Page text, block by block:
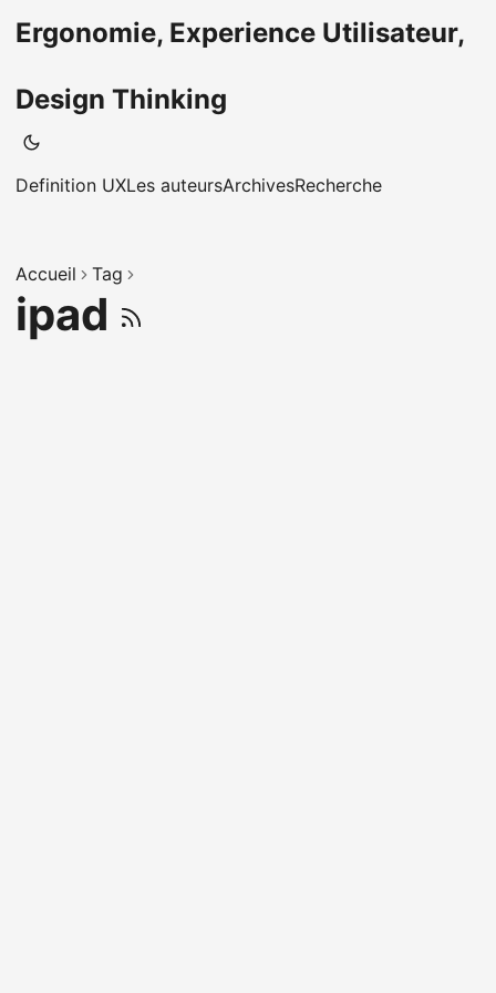
Ergonomie, Experience Utilisateur,
Design Thinking
Definition UXLes auteursArchivesRecherche
Accueil Tag
ipad